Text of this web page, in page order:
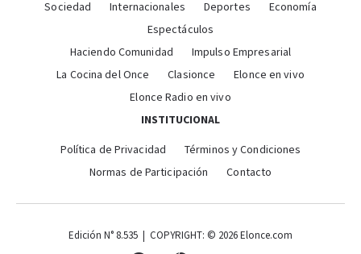
Sociedad
Internacionales Deportes
Economía
Espectáculos
Haciendo Comunidad
Impulso Empresarial
La Cocina del Once
Clasionce
Elonce en vivo
Elonce Radio en vivo
INSTITUCIONAL
Política de Privacidad
Términos y Condiciones
Normas de Participación
Contacto
Edición N° 8.535 | COPYRIGHT: © 2026 Elonce.com